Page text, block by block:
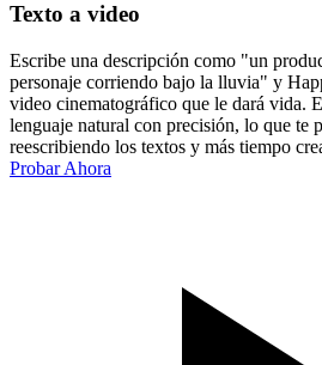
Texto a video
Escribe una descripción como "un
personaje corriendo bajo la lluvia" y
video cinematográfico que le dará vida.
lenguaje natural con precisión, lo que te
reescribiendo los textos y más tiempo
Probar Ahora